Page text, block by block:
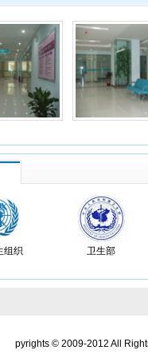
了胃
晚上
了，
我妈
朋友
组织 卫生部
pyrights © 2009-2012 All